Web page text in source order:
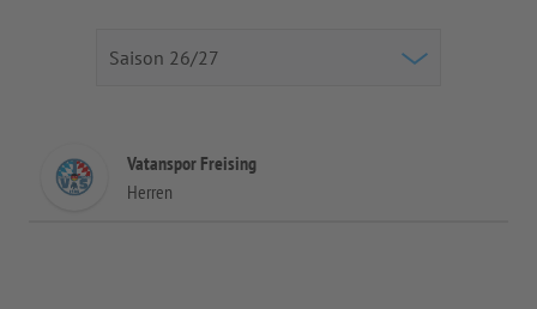
Vatanspor Freising
Herren